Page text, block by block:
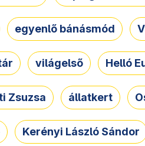
egyenlő bánásmód
világelső Helló
Zsuzsa állatkert
Kerényi László Sándor